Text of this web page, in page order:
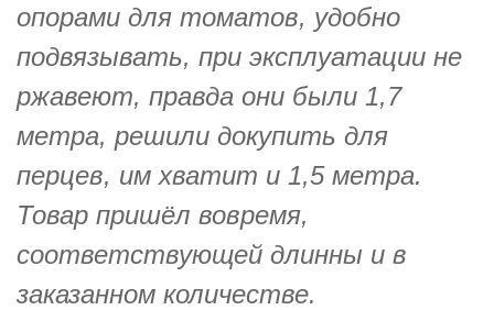
опорами для томатов, удобно
подвязывать, при эксплуатации не
ржавеют, правда они были 1,7
метра, решили докупить для
перцев, им хватит и 1,5 метра.
Товар пришёл вовремя,
соответствующей длинны и в
заказанном количестве.